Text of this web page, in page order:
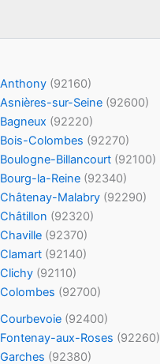
Anthony (92160)
Asnières-sur-Seine (92600)
Bagneux (92220)
Bois-Colombes (92270)
Boulogne-Billancourt (92100)
Bourg-la-Reine (92340)
Châtenay-Malabry (92290)
Châtillon (92320)
Chaville (92370)
Clamart (92140)
Clichy (92110)
Colombes (92700)
Courbevoie (92400)
Fontenay-aux-Roses (92260)
Garches (92380)